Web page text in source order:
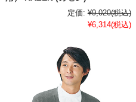
定価: ¥9,020(税込)
¥6,314(税込)